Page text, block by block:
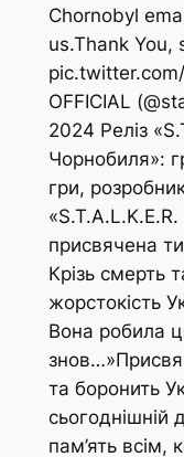
Chornobyl
us.Thank You,
OFFICIAL
2024 Реліз
Чорнобиля»:
гри,
присвячена
Крізь смерть
жорстокість
Вона робила
та боронить
пам’ять всім,